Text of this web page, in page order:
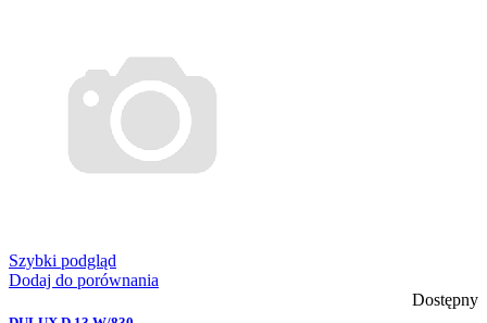
Szybki podgląd
Dodaj do porównania
Dostępny